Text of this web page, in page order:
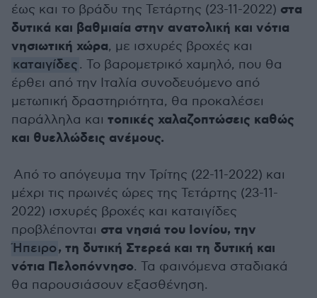
έως και το βράδυ της Τετάρτης (23-11-2022) στα
δυτικά και βαθμιαία στην ανατολική και νότια
νησιωτική χώρα, με ισχυρές βροχές και
καταιγίδες. Το βαρομετρικό χαμηλό, που θα
έρθει από την Ιταλία συνοδευόμενο από
μετωπική δραστηριότητα, θα προκαλέσει
παράλληλα και τοπικές χαλαζοπτώσεις καθώς
και θυελλώδεις ανέμους.
Από το απόγευμα την Τρίτης (22-11-2022) και
μέχρι τις πρωινές ώρες της Τετάρτης (23-11-
2022) ισχυρές βροχές και καταιγίδες
προβλέπονται στα νησιά του Ιονίου, την
Ήπειρο, τη δυτική Στερεά και τη δυτική και
νότια Πελοπόννησο. Τα φαινόμενα σταδιακά
θα παρουσιάσουν εξασθένηση.